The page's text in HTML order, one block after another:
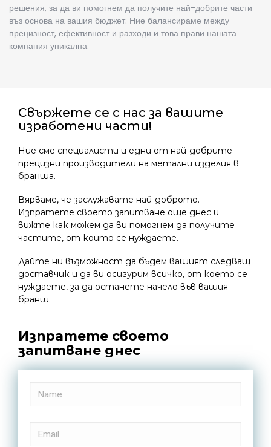
решения, за да ви помогнем да получите най-добрите части
въз основа на вашия бюджет. Ние балансираме между
прецизност, ефективност и разходи и това прави нашата
компания уникална.
Свържете се с нас за вашите
изработени части!
Ние сме специалисти и едни от най-добрите
прецизни производители на метални изделия в
бранша.
Вярваме, че заслужавате най-доброто.
Изпратете своето запитване още днес и
вижте как можем да ви помогнем да получите
частите, от които се нуждаете.
Дайте ни възможност да бъдем вашият следващ
доставчик и да ви осигурим всичко, от което се
нуждаете, за да останете начело във вашия
бранш.
Изпратете своето
запитване днес